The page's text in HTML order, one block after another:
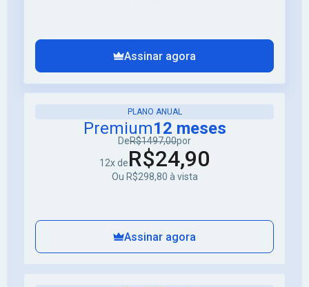
Assinar agora
PLANO ANUAL
Premium12 meses
DeR$1497,00por
12x deR$24,90
Ou R$298,80 à vista
Assinar agora